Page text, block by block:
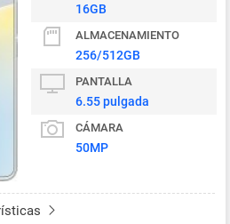
16GB
ALMACENAMIENTO
256/512GB
PANTALLA
6.55 pulgada
CÁMARA
50MP